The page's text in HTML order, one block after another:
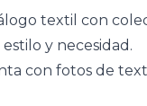
textil con
y necesidad.
con fotos de